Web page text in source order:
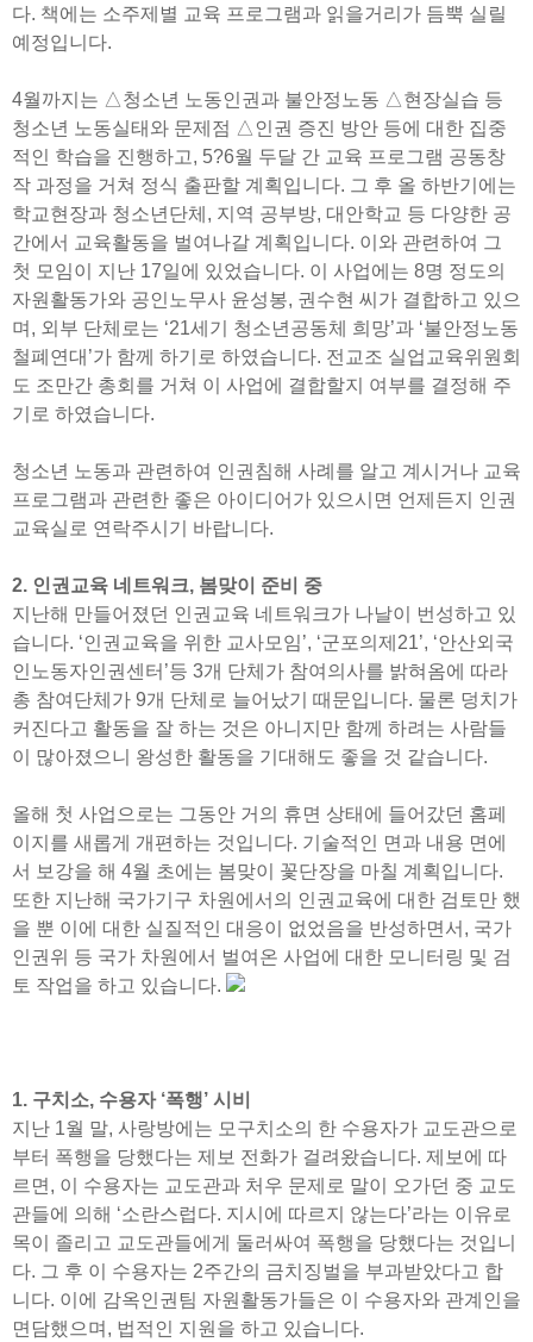
다. 책에는 소주제별 교육 프로그램과 읽을거리가 듬뿍 실릴
예정입니다.
4월까지는 △청소년 노동인권과 불안정노동 △현장실습 등
청소년 노동실태와 문제점 △인권 증진 방안 등에 대한 집중
적인 학습을 진행하고, 5?6월 두달 간 교육 프로그램 공동창
작 과정을 거쳐 정식 출판할 계획입니다. 그 후 올 하반기에는
학교현장과 청소년단체, 지역 공부방, 대안학교 등 다양한 공
간에서 교육활동을 벌여나갈 계획입니다. 이와 관련하여 그
첫 모임이 지난 17일에 있었습니다. 이 사업에는 8명 정도의
자원활동가와 공인노무사 윤성봉, 권수현 씨가 결합하고 있으
며, 외부 단체로는 ‘21세기 청소년공동체 희망’과 ‘불안정노동
철폐연대’가 함께 하기로 하였습니다. 전교조 실업교육위원회
도 조만간 총회를 거쳐 이 사업에 결합할지 여부를 결정해 주
기로 하였습니다.
청소년 노동과 관련하여 인권침해 사례를 알고 계시거나 교육
프로그램과 관련한 좋은 아이디어가 있으시면 언제든지 인권
교육실로 연락주시기 바랍니다.
2. 인권교육 네트워크, 봄맞이 준비 중
지난해 만들어졌던 인권교육 네트워크가 나날이 번성하고 있
습니다. ‘인권교육을 위한 교사모임’, ‘군포의제21’, ‘안산외국
인노동자인권센터’등 3개 단체가 참여의사를 밝혀옴에 따라
총 참여단체가 9개 단체로 늘어났기 때문입니다. 물론 덩치가
커진다고 활동을 잘 하는 것은 아니지만 함께 하려는 사람들
이 많아졌으니 왕성한 활동을 기대해도 좋을 것 같습니다.
올해 첫 사업으로는 그동안 거의 휴면 상태에 들어갔던 홈페
이지를 새롭게 개편하는 것입니다. 기술적인 면과 내용 면에
서 보강을 해 4월 초에는 봄맞이 꽃단장을 마칠 계획입니다.
또한 지난해 국가기구 차원에서의 인권교육에 대한 검토만 했
을 뿐 이에 대한 실질적인 대응이 없었음을 반성하면서, 국가
인권위 등 국가 차원에서 벌여온 사업에 대한 모니터링 및 검
토 작업을 하고 있습니다.
1. 구치소, 수용자 ‘폭행’ 시비
지난 1월 말, 사랑방에는 모구치소의 한 수용자가 교도관으로
부터 폭행을 당했다는 제보 전화가 걸려왔습니다. 제보에 따
르면, 이 수용자는 교도관과 처우 문제로 말이 오가던 중 교도
관들에 의해 ‘소란스럽다. 지시에 따르지 않는다’라는 이유로
목이 졸리고 교도관들에게 둘러싸여 폭행을 당했다는 것입니
다. 그 후 이 수용자는 2주간의 금치징벌을 부과받았다고 합
니다. 이에 감옥인권팀 자원활동가들은 이 수용자와 관계인을
면담했으며, 법적인 지원을 하고 있습니다.